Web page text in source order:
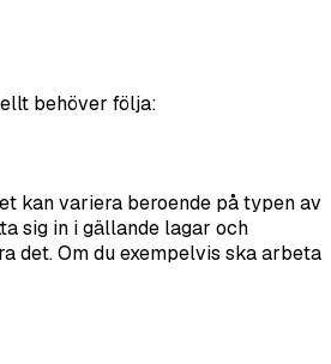
behöver följa:
kan variera beroende på typen av
sig in i gällande lagar och
det. Om du exempelvis ska arbeta